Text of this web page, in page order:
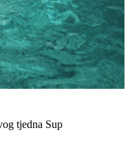
tjedna Sup